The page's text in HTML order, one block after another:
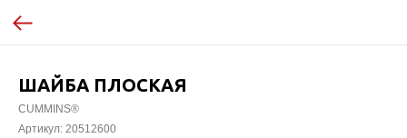
ШАЙБА ПЛОСКАЯ
CUMMINS®
Артикул: 20512600